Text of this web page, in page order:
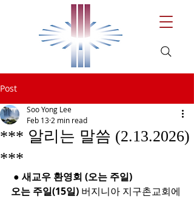
Post
*** 알리는 말씀 (2.13.2026)
***
Soo Yong Lee
Feb 13 2 min read
● 새교우 환영회 (오는 주일)
오는 주일(15일) 버지니아 지구촌교회에